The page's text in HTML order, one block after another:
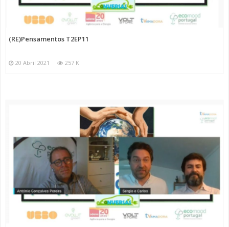
(RE)Pensamentos T2EP11
20 Abril 2021 257 K